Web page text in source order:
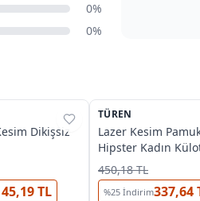
0%
0%
Dikişsiz
TL
%33
TÜREN
Lazer Kesim
Hipster Kadın
910/Yeşil
450,18 TL
%25 İndirim337,64